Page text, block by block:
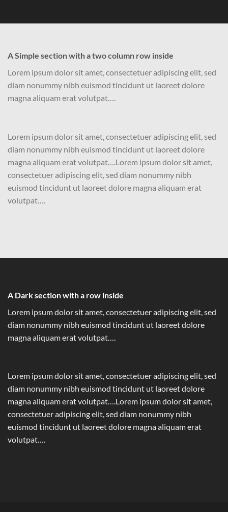
A Simple section with a two column row inside
Lorem ipsum dolor sit amet, consectetuer adipiscing elit, sed
diam nonummy nibh euismod tincidunt ut laoreet dolore
magna aliquam erat volutpat….
Lorem ipsum dolor sit amet, consectetuer adipiscing elit, sed
diam nonummy nibh euismod tincidunt ut laoreet dolore
magna aliquam erat volutpat….Lorem ipsum dolor sit amet,
consectetuer adipiscing elit, sed diam nonummy nibh
euismod tincidunt ut laoreet dolore magna aliquam erat
volutpat….
A Dark section with a row inside
Lorem ipsum dolor sit amet, consectetuer adipiscing elit, sed
diam nonummy nibh euismod tincidunt ut laoreet dolore
magna aliquam erat volutpat….
Lorem ipsum dolor sit amet, consectetuer adipiscing elit, sed
diam nonummy nibh euismod tincidunt ut laoreet dolore
magna aliquam erat volutpat….Lorem ipsum dolor sit amet,
consectetuer adipiscing elit, sed diam nonummy nibh
euismod tincidunt ut laoreet dolore magna aliquam erat
volutpat….